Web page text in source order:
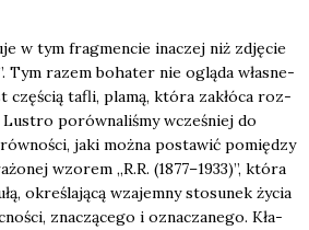
w tym frag­men­cie ina­czej niż zdję­cie
Tym razem boha­ter nie oglą­da wła­sne­
czę­ścią tafli, pla­mą, któ­ra zakłó­ca roz­
porów­na­li­śmy wcze­śniej do
jaki moż­na posta­wić pomię­dzy
wzo­rem „R.R. (1877–1933)”, któ­ra
okre­śla­ją­cą wza­jem­ny sto­su­nek życia
zna­czą­ce­go i ozna­cza­ne­go. Kła­